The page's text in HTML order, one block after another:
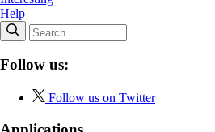
Help
Follow us:
Follow us on Twitter